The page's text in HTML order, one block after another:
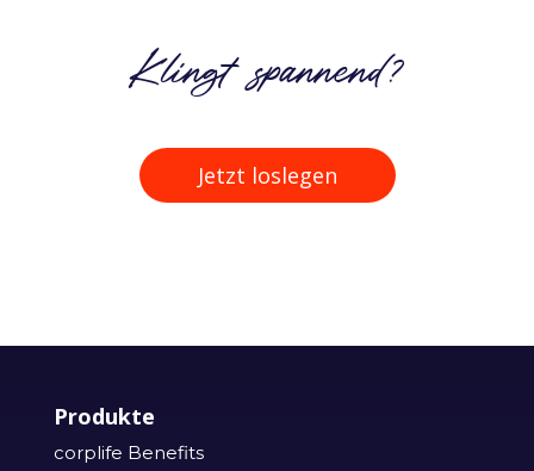
Klingt spannend?
Jetzt loslegen
Produkte
corplife Benefits